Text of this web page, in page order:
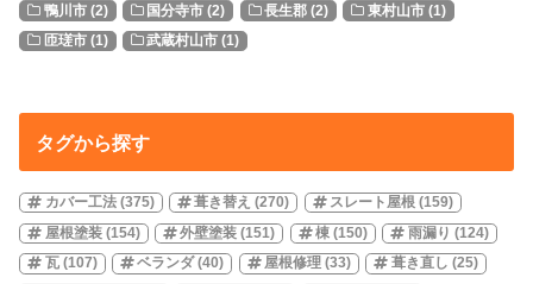
鴨川市(2) 国分寺市 (2) 長生郡 (2) 東村山市(1)
匝瑳市(1) 武蔵村山市 (1)
タグから探す
カバー工法(375) 葺き替え (270) スレート屋根 (159)
屋根塗装(154) 外壁塗装 (151) 棟 (150) 雨漏り (124)
瓦(107) ベランダ(40) 屋根修理 (33) 葺き直し (25)